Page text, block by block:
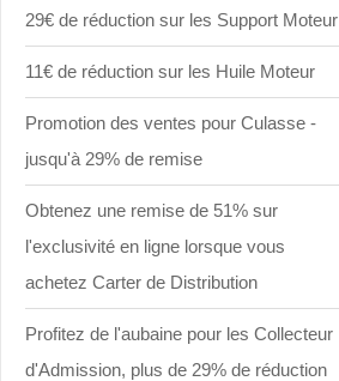
29€ de réduction sur les Support Moteur
11€ de réduction sur les Huile Moteur
Promotion des ventes pour Culasse -
jusqu'à 29% de remise
Obtenez une remise de 51% sur
l'exclusivité en ligne lorsque vous
achetez Carter de Distribution
Profitez de l'aubaine pour les Collecteur
d'Admission, plus de 29% de réduction